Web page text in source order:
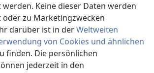
Keine dieser Daten werden
oder zu Marketingzwecken
darüber ist in derWeltweiten
von Cookies und ähnlichen
finden. Die persönlichen
jederzeit in den
®
Tower Bible and Tract Society of Pennsylvania.